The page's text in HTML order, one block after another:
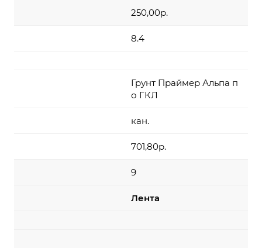
250,00р.
8.4
Грунт Праймер Альпа п
о ГКЛ
кан.
701,80р.
9
Лента